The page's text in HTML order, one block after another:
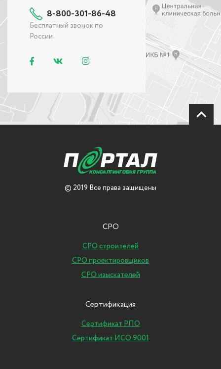
8-800-301-86-48
Бесплатный звонок по
России
© 2019 Все права защищены
СРО
СРО строителей
СРО проектировщиков
СРО изыскателей
Сертификация
Сертификат РПО
Сертификат ИСО 9001